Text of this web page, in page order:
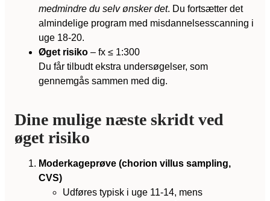
medmindre du selv ønsker det. Du fortsætter det
almindelige program med misdannelsesscanning i
uge 18-20.
Øget risiko – fx ≤ 1:300
Du får tilbudt ekstra undersøgelser, som
gennemgås sammen med dig.
Dine mulige næste skridt ved
øget risiko
Moderkageprøve (chorion villus sampling,
CVS)
Udføres typisk i uge 11-14, mens